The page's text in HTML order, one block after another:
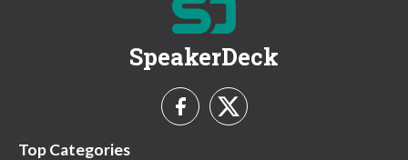
SpeakerDeck
Top Categories